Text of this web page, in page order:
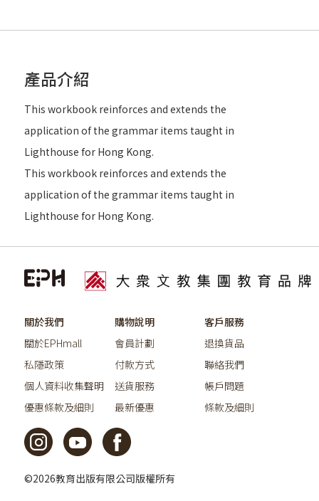
產品介紹
This workbook reinforces and extends the
application of the grammar items taught in
Lighthouse for Hong Kong.
This workbook reinforces and extends the
application of the grammar items taught in
Lighthouse for Hong Kong.
關於我們
關於EPHmall
私隱政策
個人資料收集聲明
優惠條款及細則
購物說明
會員計劃
付款方式
送貨服務
最新優惠
客戶服務
退換貨品
聯絡我們
帳戶問題
條款及細則
©2026教育出版有限公司版權所有